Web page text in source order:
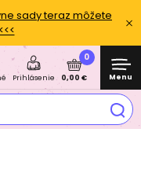
sady teraz môžete
Prihlásenie
0
0,00 € Menu